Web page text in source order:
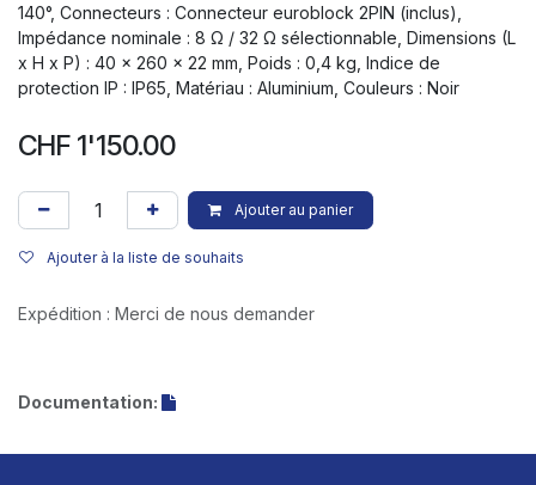
140°, Connecteurs : Connecteur euroblock 2PIN (inclus),
Impédance nominale : 8 Ω / 32 Ω sélectionnable, Dimensions (L
x H x P) : 40 x 260 x 22 mm, Poids : 0,4 kg, Indice de
protection IP : IP65, Matériau : Aluminium, Couleurs : Noir
CHF 1'150.00
Ajouter au panier
Ajouter à la liste de souhaits
Expédition : Merci de nous demander
Documentation: